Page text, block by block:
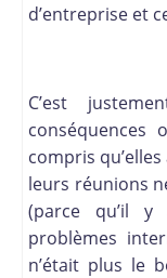
d’entreprise et
C’est
compris
leurs réunions
(parce qu’il
problèmes
n’était plus le